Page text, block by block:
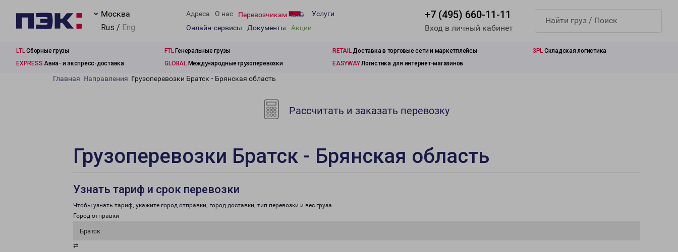
Москва
Rus / Eng
Адреса О нас Перевозчикам
Услуги
Онлайн-сервисы
Документы Акции
+7 (495) 660-11-11
Вход в личный кабинет
LTLСборные грузы FTLГенеральные грузы RETAILДоставка в торговые сети и маркетплейсы 3PL Складская логистика
EXPRESS Авиа- и экспресс-доставка GLOBALМеждународные грузоперевозки EASYWAYЛогистика для интернет-магазинов
Главная Направления Грузоперевозки Братск - Брянская область
Рассчитать и заказать перевозку
Грузоперевозки Братск - Брянская область
Узнать тариф и срок перевозки
Чтобы узнать тариф, укажите город отправки, город доставки, тип перевозки и вес груза.
Город отправки
Братск
⇄